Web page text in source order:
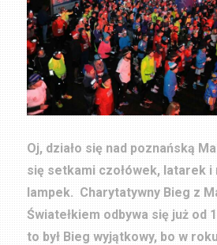
Oj, działo się nad poznańską
się setkami czołówek, latarek
lampek. Charytatywny Bieg z
Światełkiem odbywa się już od
to był Bieg wyjątkowy, bo w